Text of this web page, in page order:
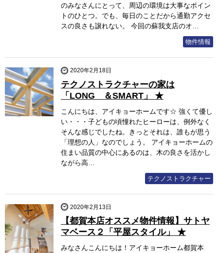
のみなさんにとって、周辺の環境は大事なポイン
トのひとつ。でも、毎日のことだから通勤アクセ
スの良さも譲れない。 今回の蘇我支店のオ…
物件情報
2020年2月18日
テクノストラクチャーの家は
「LONG ＆SMART」 ★
こんにちは、アイキョーホームです☆ 強くて優し
い・・・子どもの頃憧れたヒーローは、例外なく
そんな感じでしたね。きっとそれは、誰もが思う
「理想の人」なのでしょう。 アイキョーホームの
住まい品質の中心にあるのは、木の良さを活かし
ながら高…
テクノストラクチャー
2020年2月13日
【都賀本店オススメ物件情報】サトヤ
マベース２「平屋スタイル」 ★
みなさんこんにちは！アイキョーホーム都賀本